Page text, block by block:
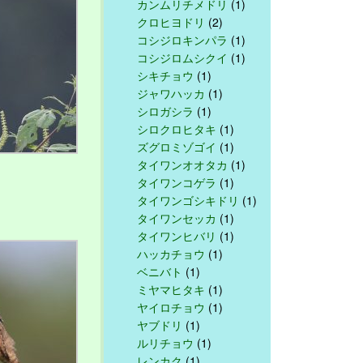
カンムリチメドリ (1)
クロヒヨドリ (2)
コシジロキンパラ (1)
コシジロムシクイ (1)
シキチョウ (1)
ジャワハッカ (1)
シロガシラ (1)
シロクロヒタキ (1)
ズグロミゾゴイ (1)
タイワンオオタカ (1)
タイワンコゲラ (1)
タイワンゴシキドリ (1)
タイワンセッカ (1)
タイワンヒバリ (1)
ハッカチョウ (1)
ベニバト (1)
ミヤマヒタキ (1)
ヤイロチョウ (1)
ヤブドリ (1)
ルリチョウ (1)